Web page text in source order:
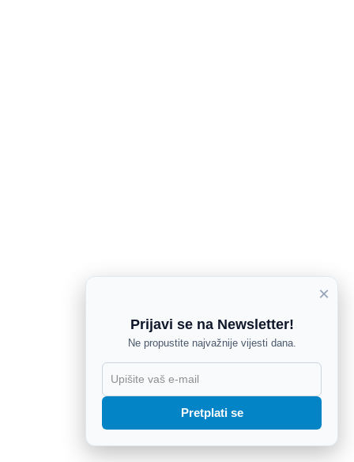
×
Prijavi se na Newsletter!
Ne propustite najvažnije vijesti dana.
Pretplati se